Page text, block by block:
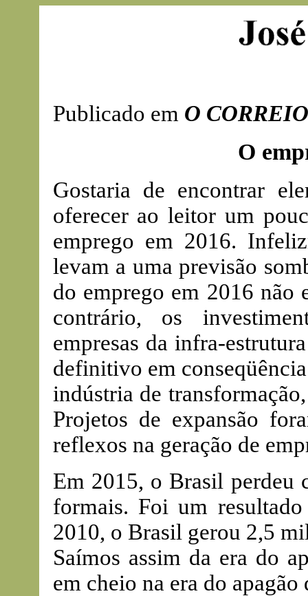
Publicado em O
O
Gostaria de encontrar
oferecer ao leitor um
emprego em 2016.
levam a uma previsão
do emprego em 2016 não
contrário, os
empresas da infra-
definitivo em
indústria de
Projetos de expansão
reflexos na geração de
Em 2015, o Brasil perdeu
formais. Foi um
2010, o Brasil gerou 2,5
Saímos assim da era do
em cheio na era do apagão